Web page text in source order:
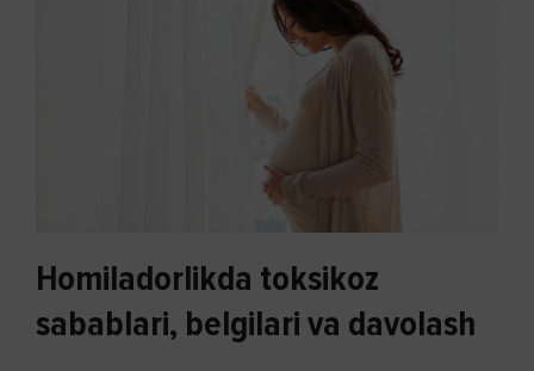
Homiladorlikda toksikoz
sabablari, belgilari va davolash